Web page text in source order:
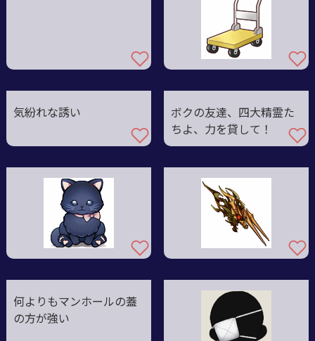
気紛れな誘い
ボクの友達、四大精霊た
ちよ、力を貸して！
何よりもマンホールの蓋
の方が強い